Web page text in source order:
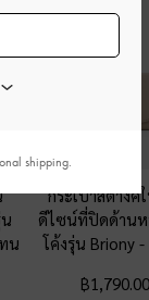
น
กระเป๋าสตางค์
ดีไซน์ที่ปิดด้านห
โค้งรุ่น Briony-
฿1,790.00
shipping.